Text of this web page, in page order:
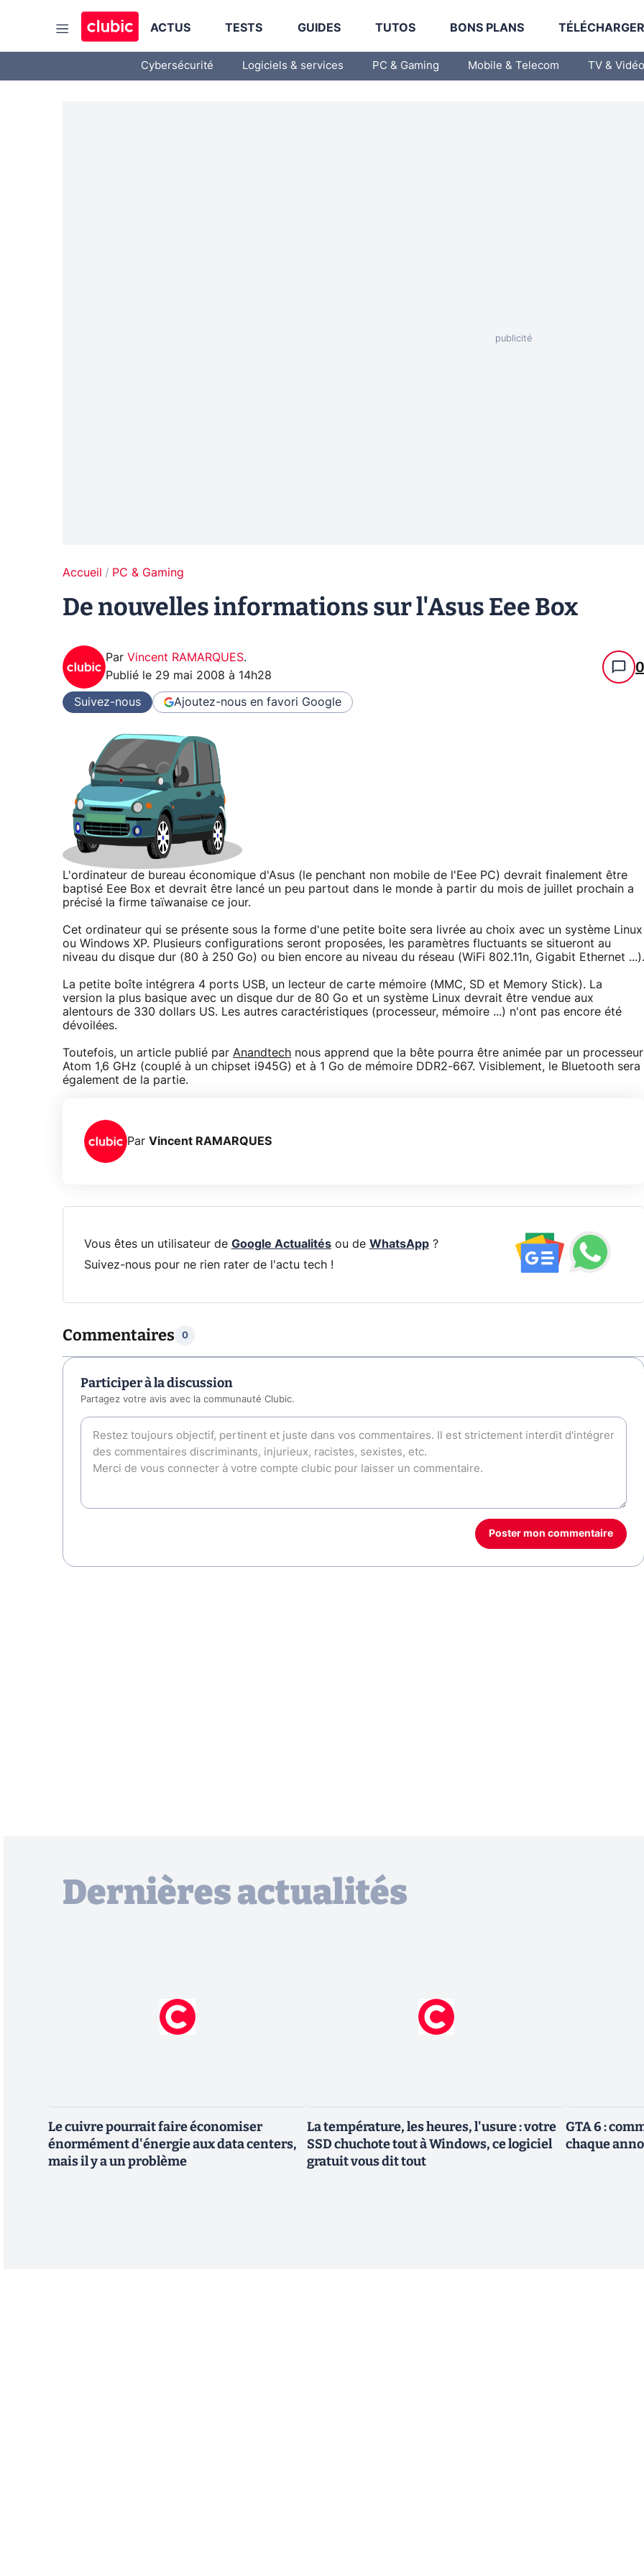
ACTUS TESTS GUIDES TUTOS BONS PLANS
Cybersécurité Logiciels & services PC & Gaming Mobile & Telecom TV & Vidéo
Accueil PC & Gaming
De nouvelles informations sur l'Asus Eee Box
Par Vincent RAMARQUES.
Publié le 29 mai 2008 à 14h28 0
Suivez-nous Ajoutez-nous en favori Google
L'ordinateur de bureau économique d'Asus (le penchant non mobile de l'Eee PC) devrait finalement être
baptisé Eee Box et devrait être lancé un peu partout dans le monde à partir du mois de juillet prochain a
précisé la firme taïwanaise ce jour.
Cet ordinateur qui se présente sous la forme d'une petite boite sera livrée au choix avec un système Linux
ou Windows XP. Plusieurs configurations seront proposées, les paramètres fluctuants se situeront au
niveau du disque dur (80 à 250 Go) ou bien encore au niveau du réseau (WiFi 802.11n, Gigabit Ethernet ...).
La petite boîte intégrera 4 ports USB, un lecteur de carte mémoire (MMC, SD et Memory Stick). La
version la plus basique avec un disque dur de 80 Go et un système Linux devrait être vendue aux
alentours de 330 dollars US. Les autres caractéristiques (processeur, mémoire ...) n'ont pas encore été
dévoilées.
Toutefois, un article publié par Anandtech nous apprend que la bête pourra être animée par un processeur
Atom 1,6 GHz (couplé à un chipset i945G) et à 1 Go de mémoire DDR2-667. Visiblement, le Bluetooth sera
également de la partie.
Par Vincent RAMARQUES
Vous êtes un utilisateur de Google Actualitésou de WhatsApp?
Suivez-nous pour ne rien rater de l'actu tech !
Commentaires 0
Participer à la discussion
Partagez votre avis avec la communauté Clubic.
Poster mon commentaire
Dernières actualités
Le cuivre pourrait faire économiser
énormément d'énergie aux data centers,
mais il y a un problème
La température, les heures, l'usure : votre
SSD chuchote tout à Windows, ce logiciel
gratuit vous dit tout
GTA 6 :
chaque